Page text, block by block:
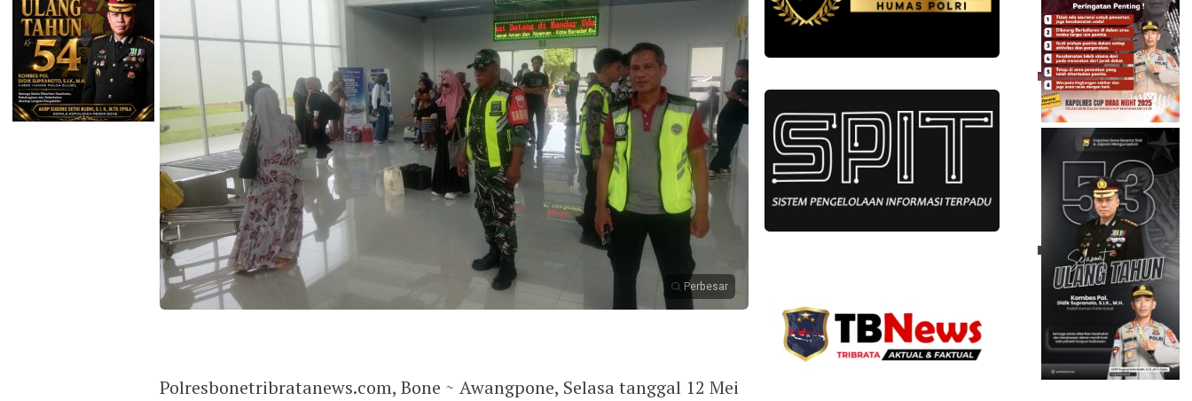
Perbesar
Polresbonetribratanews.com, Bone ~ Awangpone, Selasa tanggal 12 Mei